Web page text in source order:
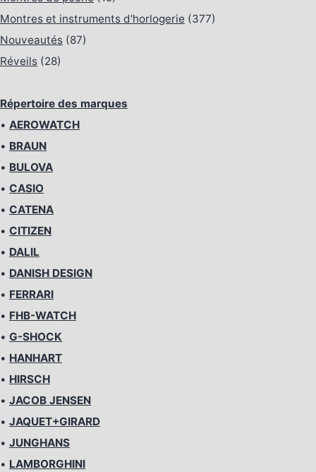
Montres et instruments d'horlogerie (377)
Nouveautés (87)
Réveils (28)
Répertoire des marques
• AEROWATCH
• BRAUN
• BULOVA
• CASIO
• CATENA
• CITIZEN
• DALIL
• DANISH DESIGN
• FERRARI
• FHB-WATCH
• G-SHOCK
• HANHART
• HIRSCH
• JACOB JENSEN
• JAQUET+GIRARD
• JUNGHANS
• LAMBORGHINI